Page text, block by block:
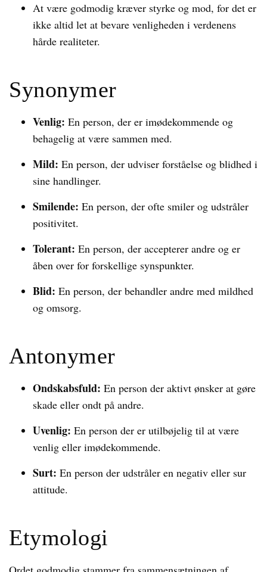
At være godmodig kræver styrke og mod, for det er
ikke altid let at bevare venligheden i verdenens
hårde realiteter.
Synonymer
Venlig: En person, der er imødekommende og
behagelig at være sammen med.
Mild: En person, der udviser forståelse og blidhed i
sine handlinger.
Smilende: En person, der ofte smiler og udstråler
positivitet.
Tolerant: En person, der accepterer andre og er
åben over for forskellige synspunkter.
Blid: En person, der behandler andre med mildhed
og omsorg.
Antonymer
Ondskabsfuld: En person der aktivt ønsker at gøre
skade eller ondt på andre.
Uvenlig: En person der er utilbøjelig til at være
venlig eller imødekommende.
Surt: En person der udstråler en negativ eller sur
attitude.
Etymologi